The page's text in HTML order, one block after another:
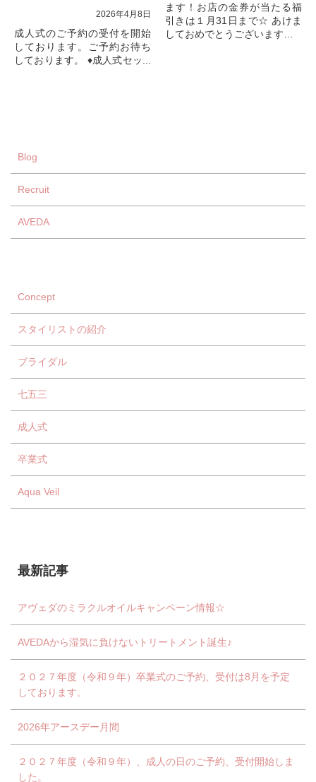
2026年4月8日
成人式のご予約の受付を開始
しております。ご予約お待ち
しております。 ♦成人式セッ...
ます！お店の金券が当たる福
引きは１月31日まで☆ あけま
しておめでとうございます。
Blog
Recruit
AVEDA
Concept
スタイリストの紹介
ブライダル
七五三
成人式
卒業式
Aqua Veil
最新記事
アヴェダのミラクルオイルキャンペーン情報☆
AVEDAから湿気に負けないトリートメント誕生♪
２０２７年度（令和９年）卒業式のご予約、受付は8月を予定
しております。
2026年アースデー月間
２０２７年度（令和９年）、成人の日のご予約、受付開始しま
した。